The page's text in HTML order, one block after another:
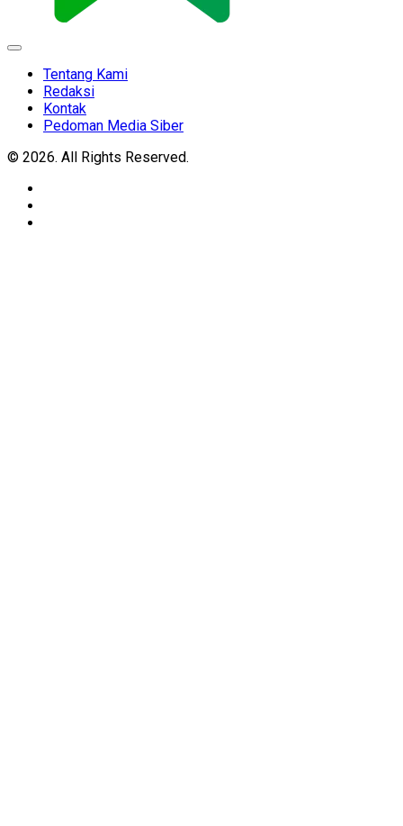
Expand
Tentang Kami
Redaksi
Kontak
Pedoman Media Siber
© 2026. All Rights Reserved.